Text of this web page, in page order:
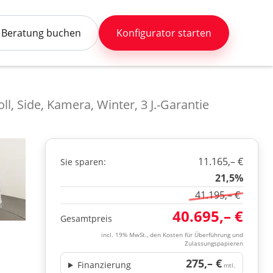
Beratung buchen Konfigurator starten
Side, Kamera, Winter, 3 J.-Garantie
Sie sparen:
11.165,– €
21,5%
41.195,– €
Gesamtpreis 40.695,– €
incl. 19% MwSt., den Kosten für Überführung und
Zulassungspapieren
275,– € mtl.
Finanzierung